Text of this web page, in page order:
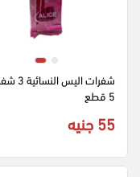
5 قطع
55 جنيه